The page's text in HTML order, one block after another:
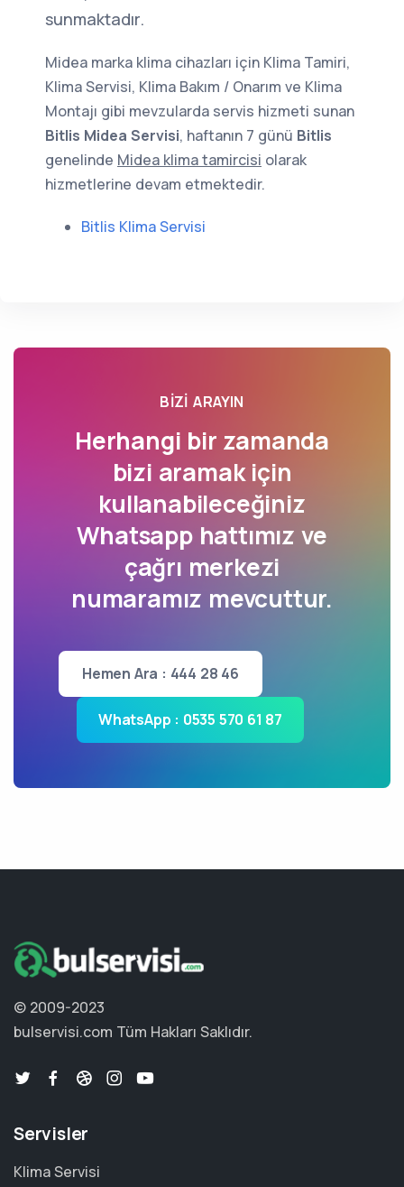
sunmaktadır.
Midea marka klima cihazları için Klima Tamiri,
Klima Servisi, Klima Bakım / Onarım ve Klima
Montajı gibi mevzularda servis hizmeti sunan
Bitlis Midea Servisi, haftanın 7 günü Bitlis
genelinde Midea klima tamircisi olarak
hizmetlerine devam etmektedir.
Bitlis Klima Servisi
BIZI ARAYIN
Herhangi bir zamanda
bizi aramak için
kullanabileceğiniz
Whatsapp hattımız ve
çağrı merkezi
numaramız mevcuttur.
Hemen Ara : 444 28 46
WhatsApp : 0535 570 61 87
© 2009-2023
bulservisi.com Tüm Hakları Saklıdır.
Servisler
Klima Servisi